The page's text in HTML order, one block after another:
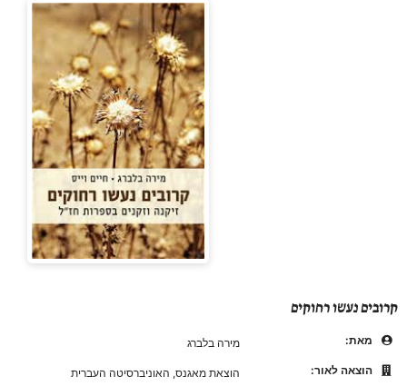
קרובים נעשו רחוקים
מאת:
מירה בלברג
הוצאה לאור:
הוצאת מאגנס, האוניברסיטה העברית